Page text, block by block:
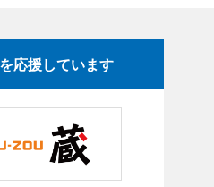
応援しています